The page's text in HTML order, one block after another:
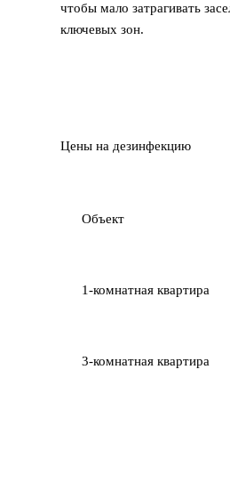
чтобы мало затрагивать
ключевых зон.
Цены на дезинфекцию
Объект
1-комнатная квартира
3-комнатная квартира